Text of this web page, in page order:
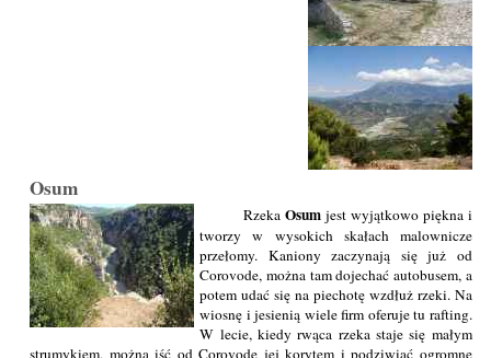
Osum
RzekaOsum jest wyjątkowo piękna i
tworzy w wysokich skałach malownicze
przełomy. Kaniony zaczynają się już od
Corovode, można tam dojechać autobusem, a
potem udać się na piechotę wzdłuż rzeki. Na
wiosnę i jesienią wiele firm oferuje tu rafting.
W lecie, kiedy rwąca rzeka staje się małym